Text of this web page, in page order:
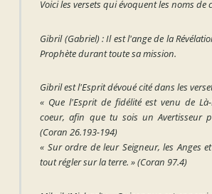
Voici les versets qui évoquent les noms de
Gibril (Gabriel) :Il est l'ange de la
Prophète durant toute sa mission.
Gibril est l'Esprit dévoué cité dans les
« Que l'Esprit de fidélité est venu de
coeur, afin que tu sois un Avertisseur
(Coran 26.193-194)
« Sur ordre de leur Seigneur, les Anges
tout régler sur la terre. »(Coran 97.4)